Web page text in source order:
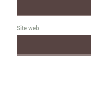
Site web